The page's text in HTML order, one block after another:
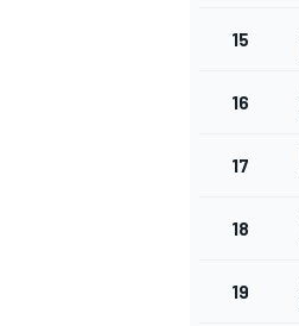
15
16
17
18
19